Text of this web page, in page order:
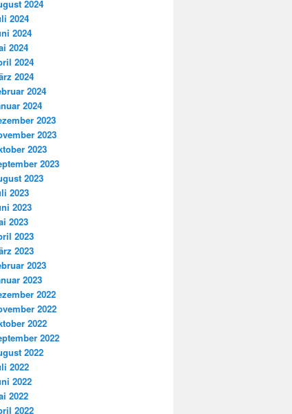
2024
2024
2024
2024
2024
2024
2024
2024
2023
2023
2023
2023
2023
2023
2023
2023
2023
2023
2023
2023
2022
2022
2022
2022
2022
2022
2022
2022
2022